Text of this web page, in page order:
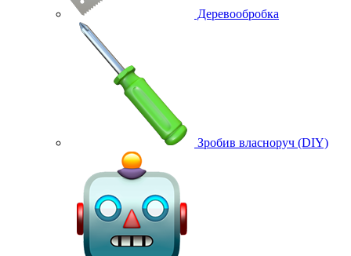
Деревообробка
Зробив власноруч (DIY)